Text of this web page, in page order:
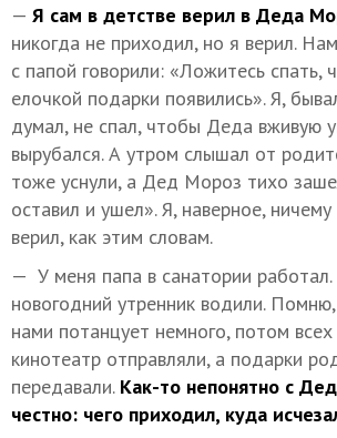
— Я сам в детстве верил в Деда
никогда не приходил, но я верил.
с папой говорили: «Ложитесь спать,
елочкой подарки появились». Я,
думал, не спал, чтобы Деда вживую
вырубался. А утром слышал от
тоже уснули, а Дед Мороз тихо
оставил и ушел». Я, наверное,
верил, как этим словам.
— У меня папа в санатории
новогодний утренник водили.
нами потанцует немного, потом
кинотеатр отправляли, а подарки
передавали. Как-то непонятно с
честно: чего приходил, куда